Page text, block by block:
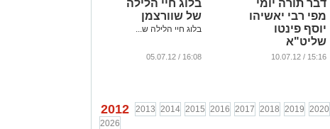
דבר תורה יומי
מפי רבי יאשיהו
יוסף פינטו
שליט"א
...
15:16 / 10.07.12
בלוג חיי הלילה
של שוורצמן
בלוג חיי הלילה ש...
16:08 / 05.07.12
2012 2013 2014 2015 2016 2017 2018 2019 2020
2026